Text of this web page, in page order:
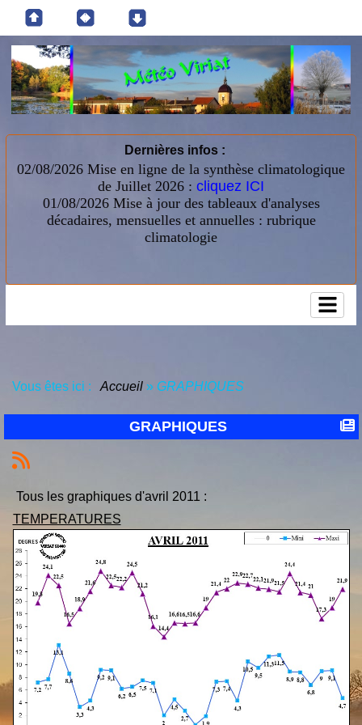
Dernières infos :
02/08/2026 Mise en ligne de la synthèse climatologique
de Juillet 2026 : cliquez ICI
01/08/2026 Mise à jour des tableaux d'analyses
décadaires, mensuelles et annuelles : rubrique
climatologie
Vous êtes ici : Accueil » GRAPHIQUES
GRAPHIQUES
Tous les graphiques d'avril 2011 :
TEMPERATURES